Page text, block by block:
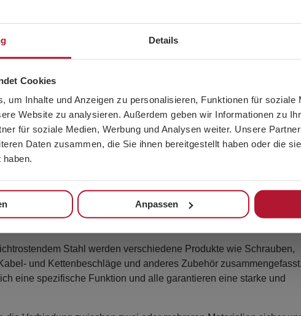
Details
Cookies
um Inhalte und Anzeigen zu personalisieren, Funktionen für soziale
Website zu analysieren. Außerdem geben wir Informationen zu
für soziale Medien, Werbung und Analysen weiter. Unsere
Daten zusammen, die Sie ihnen bereitgestellt haben oder die
Anpassen
aus rostfreiem Stahl
Stahl werden verschiedene Produkte wie Schrauben,
und Kettenbeschläge und anderes Zubehör
eine spezifische Funktion und alle garantieren eine starke und